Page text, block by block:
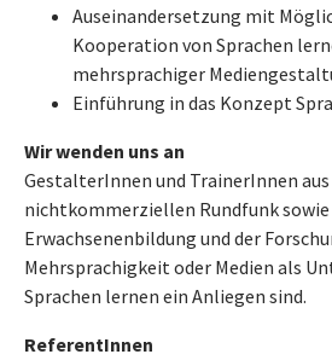
Auseinandersetzung mit
Kooperation von Sprachen
mehrsprachiger
Einführung in das Konzept
Wir wenden uns an
GestalterInnen und TrainerInnen aus
nichtkommerziellen Rundfunk
Erwachsenenbildung und der
Mehrsprachigkeit oder Medien als
Sprachen lernen ein Anliegen sind.
ReferentInnen